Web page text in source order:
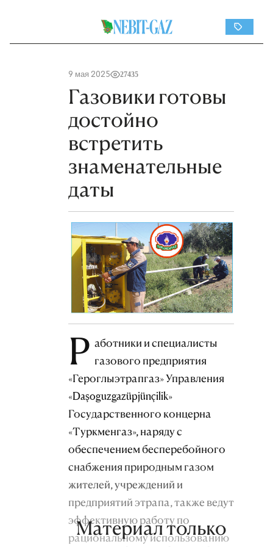
9 мая 2025 27435
Газовики готовы
достойно
встретить
знаменательные
даты
Р аботники и специалисты
газового предприятия
«Героглыэтрапгаз» Управления
«Daşoguzgazüpjünçilik»
Государственного концерна
«Туркменгаз», наряду с
обеспечением бесперебойного
снабжения природным газом
жителей, учреждений и
предприятий этрапа, также ведут
эффективную работу по
рациональному использованию
Материал только